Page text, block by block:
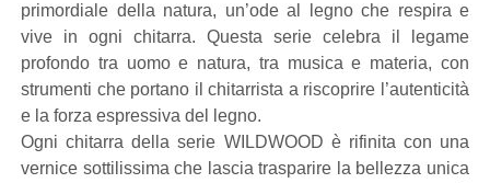
primordiale della natura, un’ode al legno che respira e
vive in ogni chitarra. Questa serie celebra il legame
profondo tra uomo e natura, tra musica e materia, con
strumenti che portano il chitarrista a riscoprire l’autenticità
e la forza espressiva del legno.
Ogni chitarra della serie WILDWOOD è rifinita con una
vernice sottilissima che lascia trasparire la bellezza unica